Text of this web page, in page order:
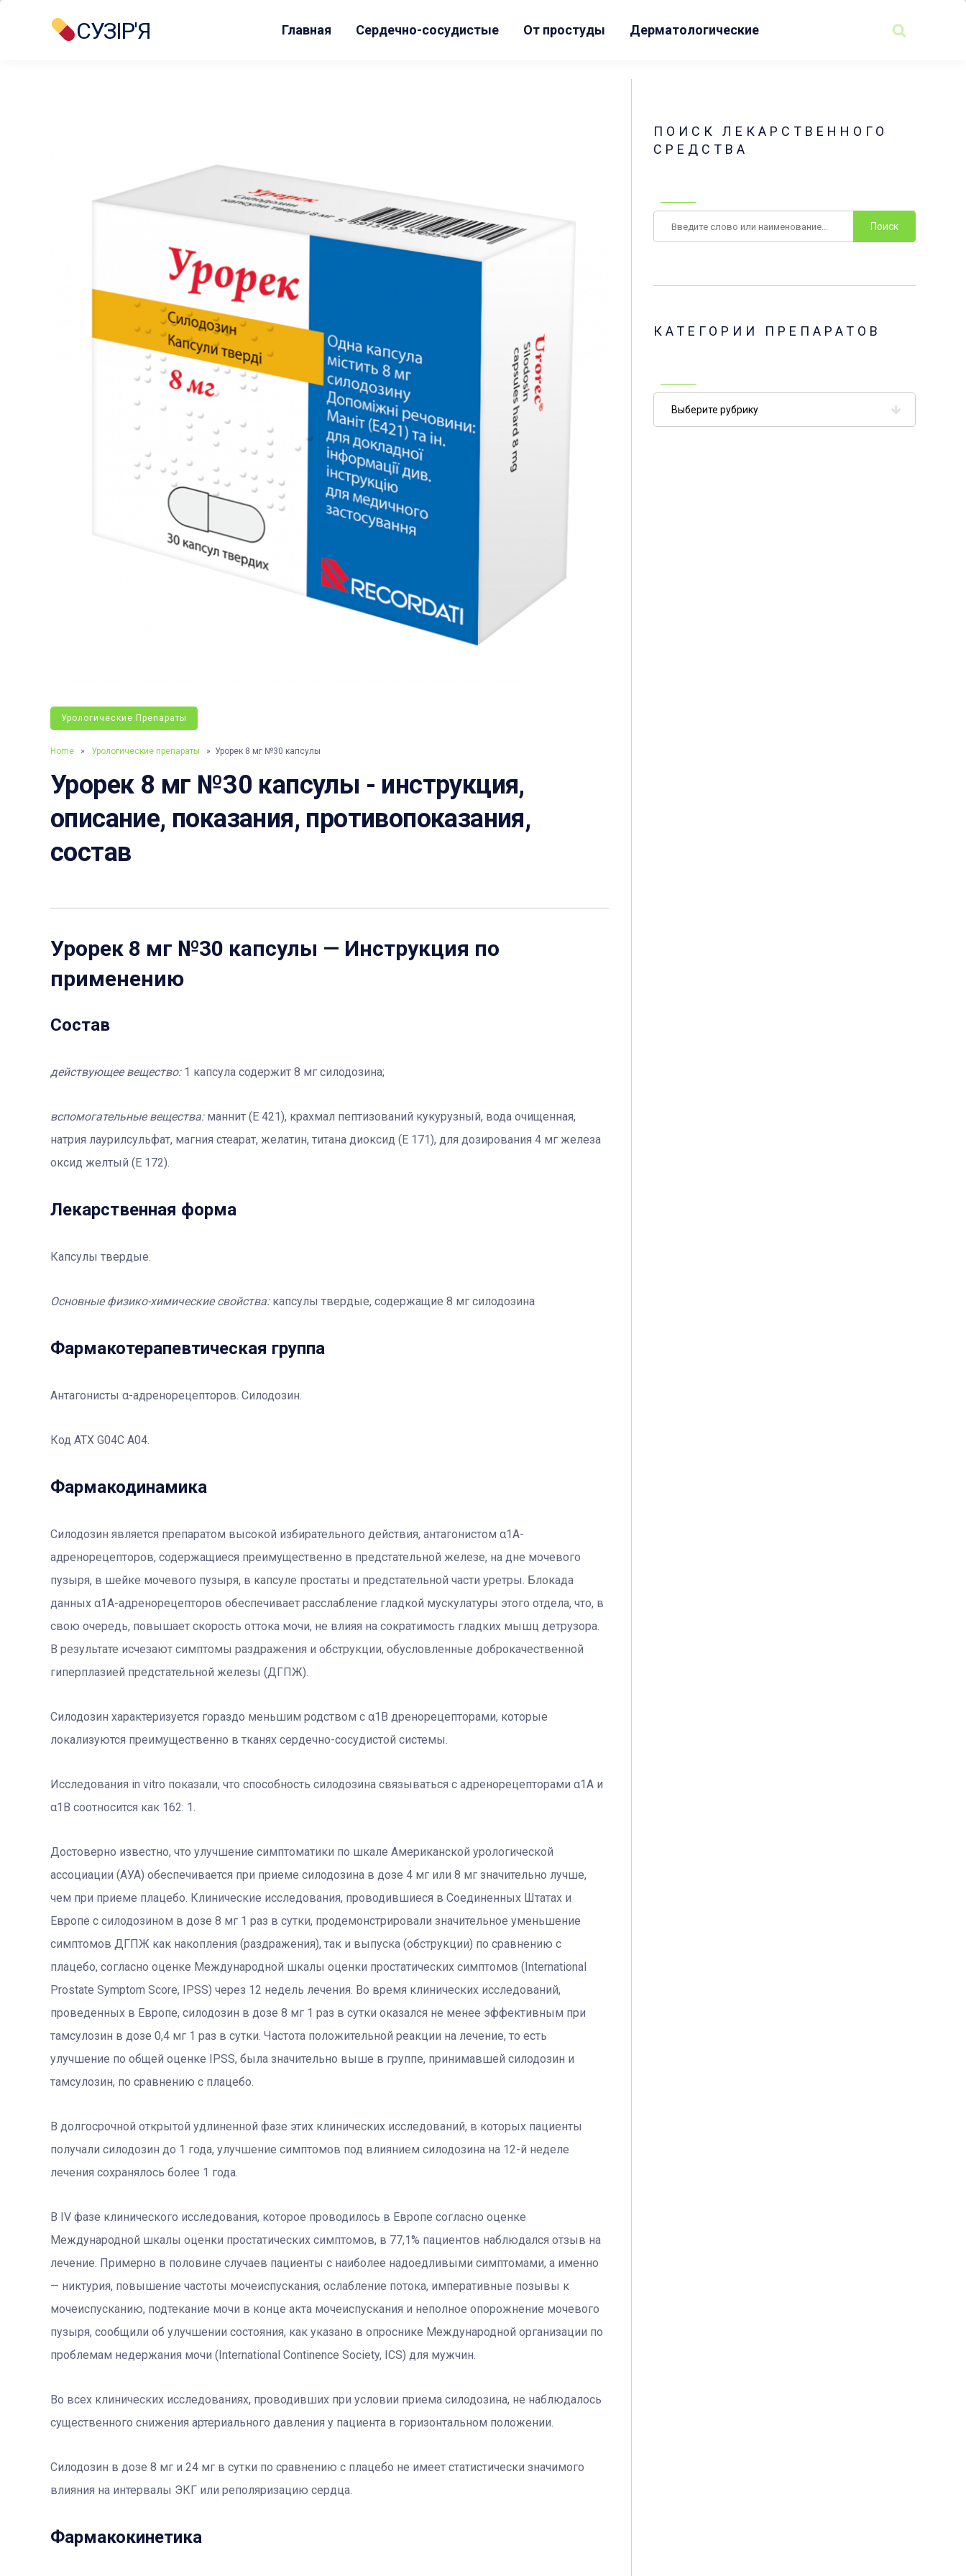
СУЗІР'Я Главная Сердечно-сосудистые От простуды Дерматологические
Урологические Препараты
Home » Урологические препараты » Урорек 8 мг №30 капсулы
Урорек 8 мг №30 капсулы - инструкция,
описание, показания, противопоказания,
состав
Урорек 8 мг №30 капсулы — Инструкция по
применению
Состав
действующее вещество:1 капсула содержит 8 мг силодозина;
вспомогательные вещества:маннит (Е 421), крахмал пептизований кукурузный, вода очищенная,
натрия лаурилсульфат, магния стеарат, желатин, титана диоксид (Е 171), для дозирования 4 мг железа
оксид желтый (Е 172).
Лекарственная форма
Капсулы твердые.
Основные физико-химические свойства: капсулы твердые, содержащие 8 мг силодозина
Фармакотерапевтичеcкая группа
Антагонисты α-адренорецепторов. Силодозин.
Код АТХ G04С А04.
Фармакодинамика
Силодозин является препаратом высокой избирательного действия, антагонистом α1А-
адренорецепторов, содержащиеся преимущественно в предстательной железе, на дне мочевого
пузыря, в шейке мочевого пузыря, в капсуле простаты и предстательной части уретры. Блокада
данных α1А-адренорецепторов обеспечивает расслабление гладкой мускулатуры этого отдела, что, в
свою очередь, повышает скорость оттока мочи, не влияя на сократимость гладких мышц детрузора.
В результате исчезают симптомы раздражения и обструкции, обусловленные доброкачественной
гиперплазией предстательной железы (ДГПЖ).
Силодозин характеризуется гораздо меньшим родством с α1B дренорецепторами, которые
локализуются преимущественно в тканях сердечно-сосудистой системы.
Исследования in vitro показали, что способность силодозина связываться с адренорецепторами α1А и
α1B соотносится как 162: 1.
Достоверно известно, что улучшение симптоматики по шкале Американской урологической
ассоциации (АУА) обеспечивается при приеме силодозина в дозе 4 мг или 8 мг значительно лучше,
чем при приеме плацебо. Клинические исследования, проводившиеся в Соединенных Штатах и ​​
Европе с силодозином в дозе 8 мг 1 раз в сутки, продемонстрировали значительное уменьшение
симптомов ДГПЖ как накопления (раздражения), так и выпуска (обструкции) по сравнению с
плацебо, согласно оценке Международной шкалы оценки простатических симптомов (International
Prostate Symptom Score, IPSS) через 12 недель лечения. Во время клинических исследований,
проведенных в Европе, силодозин в дозе 8 мг 1 раз в сутки оказался не менее эффективным при
тамсулозин в дозе 0,4 мг 1 раз в сутки. Частота положительной реакции на лечение, то есть
улучшение по общей оценке IPSS, была значительно выше в группе, принимавшей силодозин и
тамсулозин, по сравнению с плацебо.
В долгосрочной открытой удлиненной фазе этих клинических исследований, в которых пациенты
получали силодозин до 1 года, улучшение симптомов под влиянием силодозина на 12-й неделе
лечения сохранялось более 1 года.
В IV фазе клинического исследования, которое проводилось в Европе согласно оценке
Международной шкалы оценки простатических симптомов, в 77,1% пациентов наблюдался отзыв на
лечение. Примерно в половине случаев пациенты с наиболее надоедливыми симптомами, а именно
— никтурия, повышение частоты мочеиспускания, ослабление потока, императивные позывы к
мочеиспусканию, подтекание мочи в конце акта мочеиспускания и неполное опорожнение мочевого
пузыря, сообщили об улучшении состояния, как указано в опроснике Международной организации по
проблемам недержания мочи (International Continence Society, ICS) для мужчин.
Во всех клинических исследованиях, проводивших при условии приема силодозина, не наблюдалось
существенного снижения артериального давления у пациента в горизонтальном положении.
Силодозин в дозе 8 мг и 24 мг в сутки по сравнению с плацебо не имеет статистически значимого
влияния на интервалы ЭКГ или реполяризацию сердца.
Фармакокинетика
ПОИСК ЛЕКАРСТВЕННОГО
СРЕДСТВА
КАТЕГОРИИ ПРЕПАРАТОВ
препаратов